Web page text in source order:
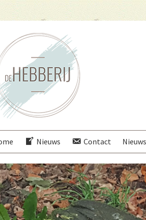
door
navigatie
direct
Nieuws Contact